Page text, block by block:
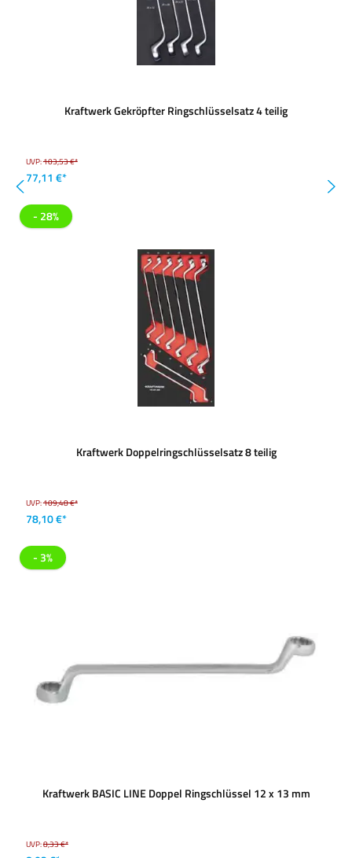
Kraftwerk Gekröpfter Ringschlüsselsatz 4 teilig
UVP:103,53 €*
77,11 €*
- 28%
Kraftwerk Doppelringschlüsselsatz 8 teilig
UVP:109,48 €*
78,10 €*
- 3%
Kraftwerk BASIC LINE Doppel Ringschlüssel 12 x 13 mm
UVP:8,33 €*